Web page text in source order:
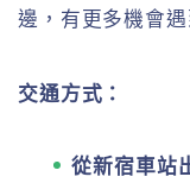
邊，有更多機會遇
交通方式：
從新宿車站